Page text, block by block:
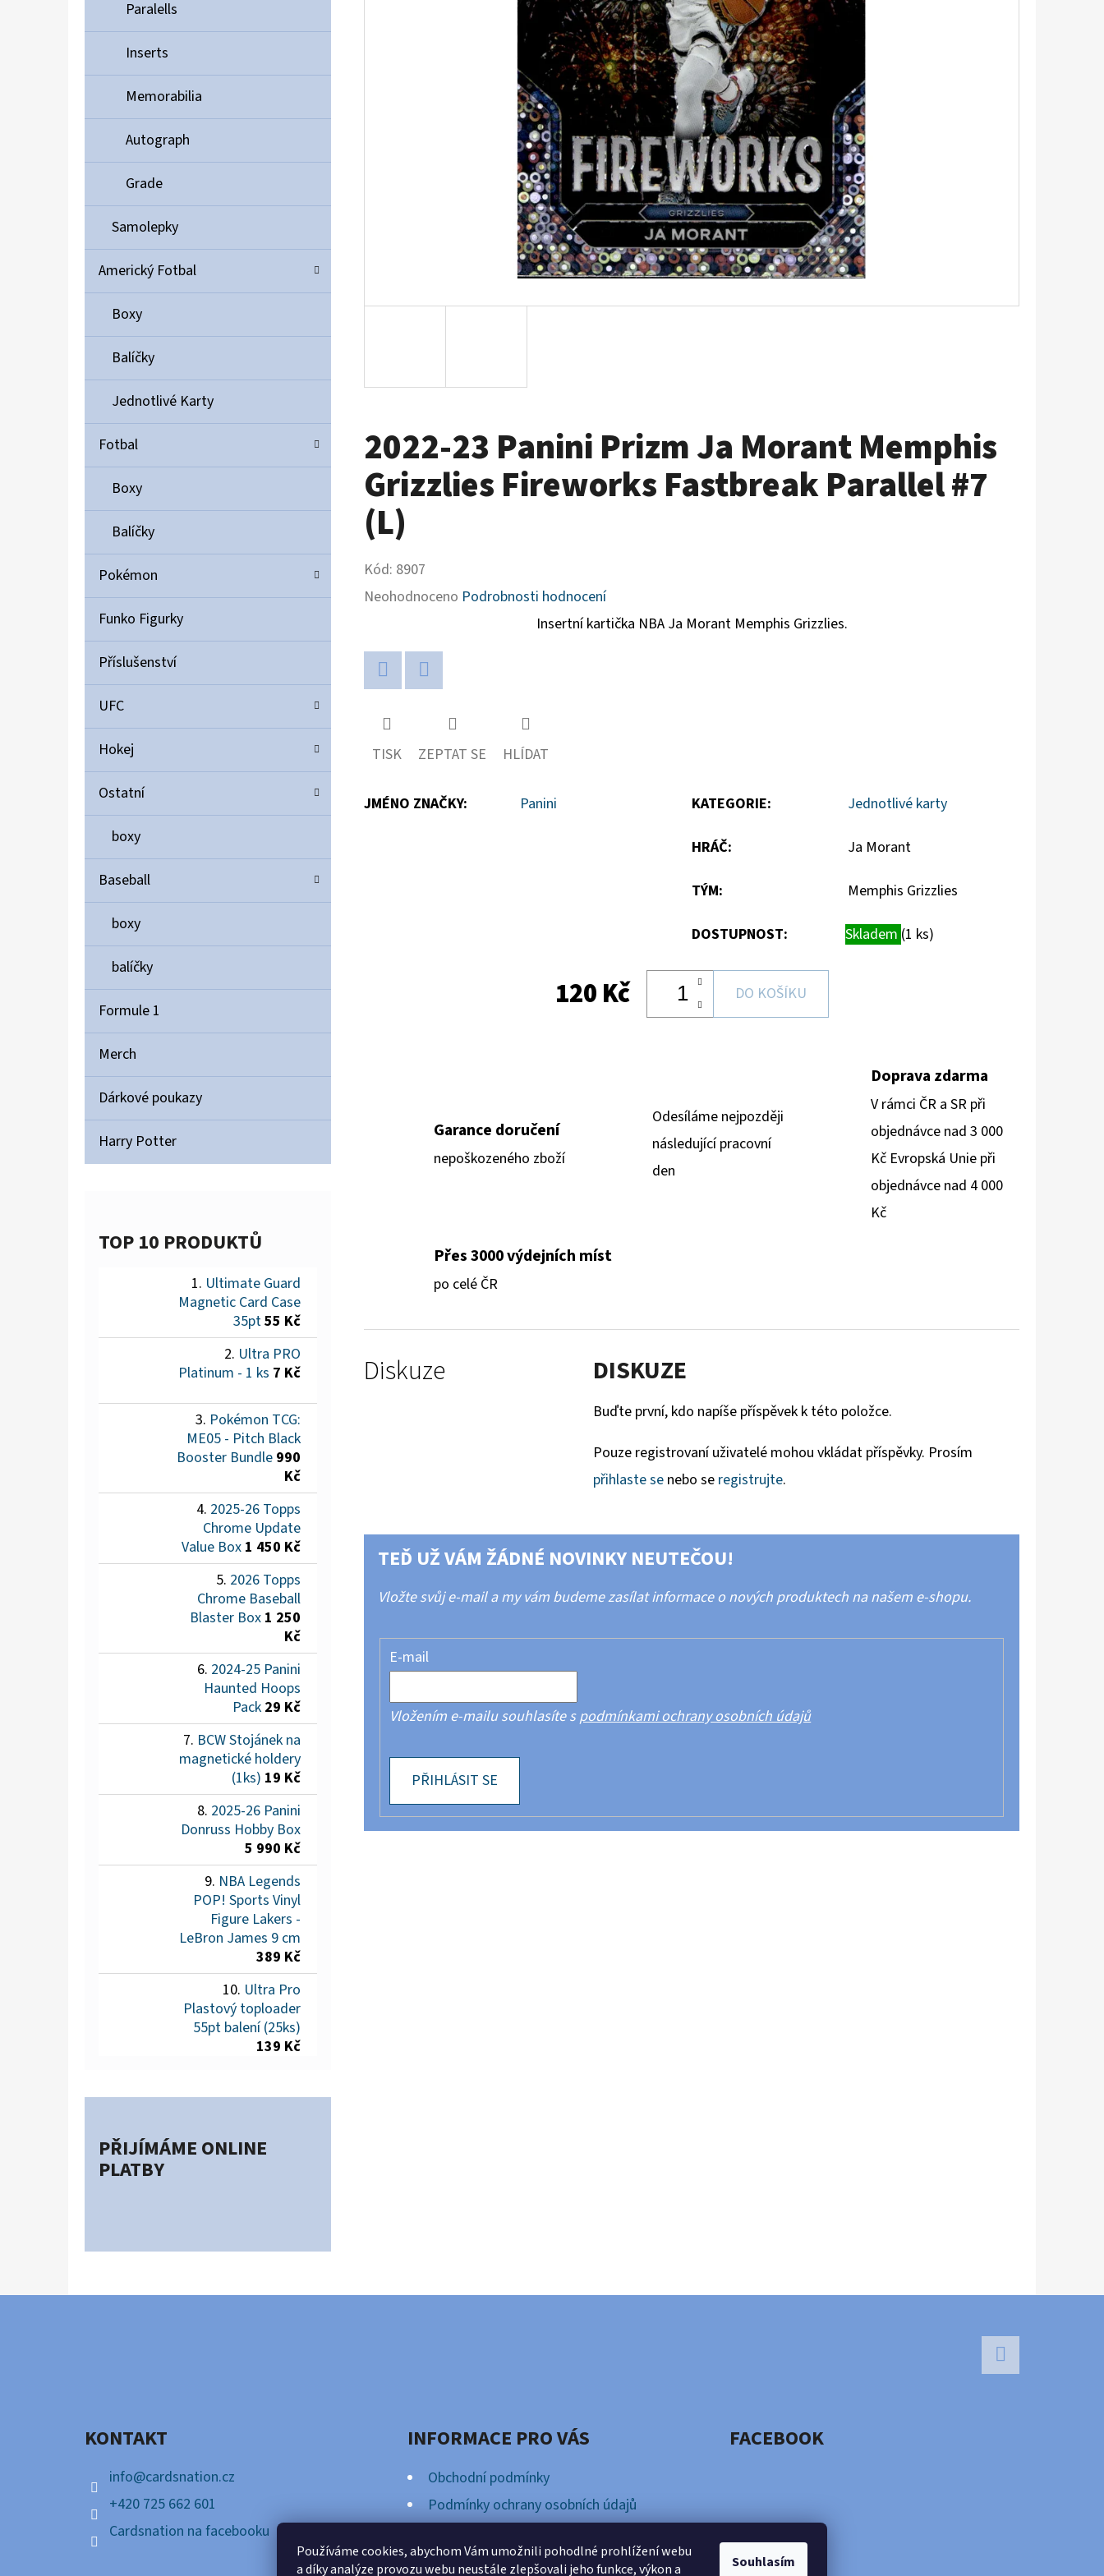
Používáme cookies, abychom Vám umožnili pohodlné prohlížení webu
a díky analýze provozu webu neustále zlepšovali jeho funkce, výkon a
Souhlasím
Paralells
Inserts
Memorabilia
Autograph
Grade
Samolepky
Americký Fotbal
Boxy
Balíčky
Jednotlivé Karty
Fotbal
Boxy
Balíčky
Pokémon
Funko Figurky
Příslušenství
UFC
Hokej
Ostatní
boxy
Baseball
boxy
balíčky
Formule 1
Merch
Dárkové poukazy
Harry Potter
TOP 10 PRODUKTŮ
Ultimate Guard
Magnetic Card Case
35pt55 Kč
Ultra PRO
Platinum - 1 ks 7 Kč
Pokémon TCG:
ME05 - Pitch Black
Booster Bundle 990
Kč
2025-26 Topps
Chrome Update
Value Box 1 450 Kč
2026 Topps
Chrome Baseball
Blaster Box 1 250
Kč
2024-25 Panini
Haunted Hoops
Pack 29 Kč
BCW Stojánek na
magnetické holdery
(1ks) 19 Kč
2025-26 Panini
Donruss Hobby Box
5 990 Kč
NBA Legends
POP! Sports Vinyl
Figure Lakers -
LeBron James 9 cm
389 Kč
Ultra Pro
Plastový toploader
55pt balení (25ks)
139 Kč
PŘIJÍMÁME ONLINE
PLATBY
2022-23 Panini Prizm Ja Morant Memphis
Grizzlies Fireworks Fastbreak Parallel #7
(L)
Kód: 8907
Průměrné
produktu
Neohodnoceno Podrobnosti hodnocení
Insertní kartička NBA Ja Morant Memphis Grizzlies.
TISK ZEPTAT SE HLÍDAT
JMÉNO ZNAČKY: Panini KATEGORIE: Jednotlivé karty
HRÁČ: Ja Morant
TÝM: Memphis Grizzlies
DOSTUPNOST: Skladem (1 ks)
120 Kč DO KOŠÍKU
Garance doručení
nepoškozeného zboží
Odesíláme nejpozději
následující pracovní
den
Doprava zdarma
V rámci ČR a SR při
objednávce nad 3 000
Kč Evropská Unie při
objednávce nad 4 000
Kč
Přes 3000 výdejních míst
po celé ČR
Diskuze DISKUZE
Buďte první, kdo napíše příspěvek k této položce.
Pouze registrovaní uživatelé mohou vkládat příspěvky. Prosím
přihlaste se nebo se registrujte.
TEĎ UŽ VÁM ŽÁDNÉ NOVINKY NEUTEČOU!
Vložte svůj e-mail a my vám budeme zasílat informace o nových produktech na našem e-shopu.
E-mail
Vložením e-mailu souhlasíte spodmínkami ochrany osobních údajů
PŘIHLÁSIT SE
ULTIMATE GUARD MAGNETIC CARD CASE 35PT
POKÉMON TCG: ME05 - PITCH BLACK
BOOSTER BUNDLE
990 Kč
KONTAKT
info@cardsnation.cz
+420 725 662 601
Cardsnation na facebooku
INFORMACE PRO VÁS
Obchodní podmínky
Podmínky ochrany osobních údajů
FACEBOOK